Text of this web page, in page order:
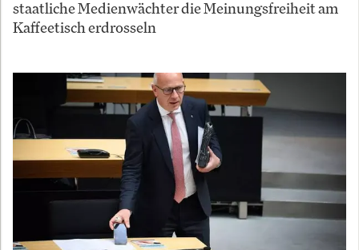
staatliche Medienwächter die Meinungsfreiheit am
Kaffeetisch erdrosseln